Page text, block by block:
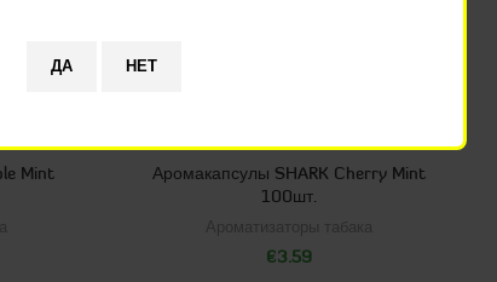
Mint
Аромакапсулы SHARK Cherry Mint
100шт.
€3.59